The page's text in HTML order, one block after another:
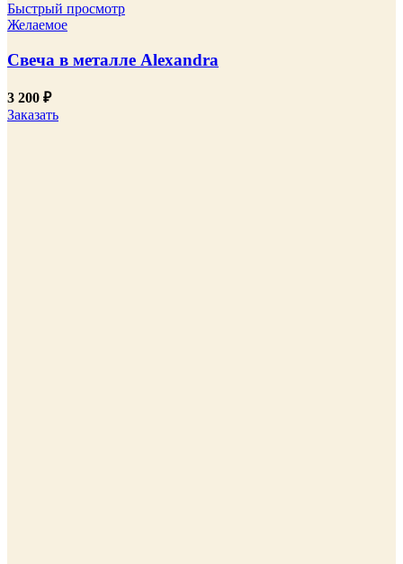
Быстрый просмотр
Желаемое
Свеча в металле Alexandra
3 200 ₽
Заказать